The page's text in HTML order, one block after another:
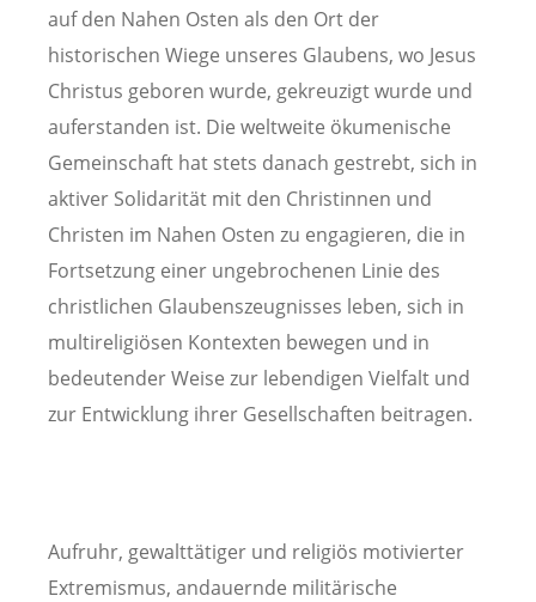
auf den Nahen Osten als den Ort der
historischen Wiege unseres Glaubens, wo Jesus
Christus geboren wurde, gekreuzigt wurde und
auferstanden ist. Die weltweite ökumenische
Gemeinschaft hat stets danach gestrebt, sich in
aktiver Solidarität mit den Christinnen und
Christen im Nahen Osten zu engagieren, die in
Fortsetzung einer ungebrochenen Linie des
christlichen Glaubenszeugnisses leben, sich in
multireligiösen Kontexten bewegen und in
bedeutender Weise zur lebendigen Vielfalt und
zur Entwicklung ihrer Gesellschaften beitragen.
Aufruhr, gewalttätiger und religiös motivierter
Extremismus, andauernde militärische